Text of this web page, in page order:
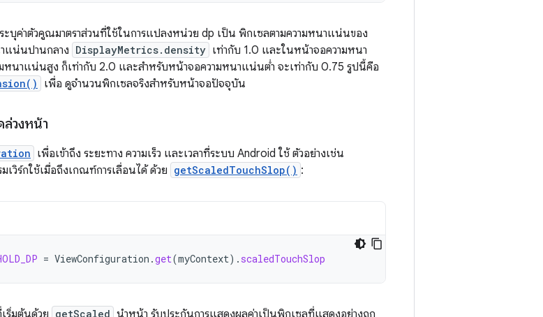
ระบุค่าตัวคูณมาตราส่วนที่ใช้ในการแปลงหน่วย dp เป็น พิกเซลตามความหนาแน่นของ
แน่นปานกลาง DisplayMetrics.density เท่ากับ 1.0 และในหน้าจอความหนา
นาแน่นสูง ก็เท่ากับ 2.0 และสำหรับหน้าจอความหนาแน่นต่ำ จะเท่ากับ 0.75 รูปนี้คือ
เพื่อ ดูจำนวนพิกเซลจริงสำหรับหน้าจอปัจจุบัน
วงหน้า
เพื่อเข้าถึง ระยะทาง ความเร็ว และเวลาที่ระบบ Android ใช้ ตัวอย่างเช่น
เวิร์กใช้เมื่อถึงเกณฑ์การเลื่อนได้ ด้วย getScaledTouchSlop() :
= ViewConfiguration .get(myContext). scaledTouchSlop
getScaled